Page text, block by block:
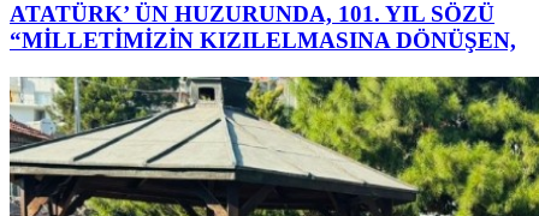
ATATÜRK’ ÜN HUZURUNDA, 101. YIL SÖZÜ
“MİLLETİMİZİN KIZILELMASINA DÖNÜŞEN,